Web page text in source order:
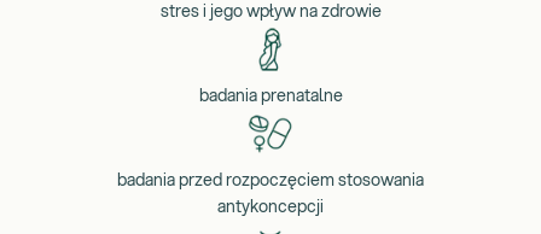
stres i jego wpływ na zdrowie
badania prenatalne
badania przed rozpoczęciem stosowania
antykoncepcji